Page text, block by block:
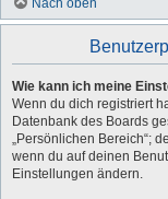
Nach oben
Wie kann ich meine
Wenn du dich registriert
Datenbank des Boards
„Persönlichen Bereich“;
wenn du auf deinen
Einstellungen ändern.